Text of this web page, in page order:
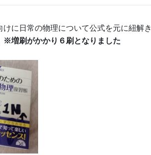
に日常の物理について公式を元に紐解き
※増刷がかかり６刷となりました